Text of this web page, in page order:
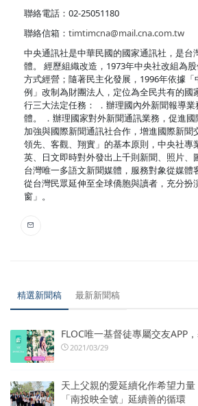
聯絡電話：02-25051180
聯絡信箱： timtimcna@mail.cna.com.tw
中央通訊社是中華民國的國家通訊社，是台
體。 經歷組織改造，1973年中央社改組為
方式經營；隨著民主化發展，1996年依據「
例」改制為財團法人，定位為全民共有的國
行三大法定任務： ．辦理國內外新聞報導
體。 ．辦理國家對外新聞通訊業務，促進國
加強與國際新聞通訊社合作，增進國際新聞
領先、客觀、翔實」的基本原則，中央社專
英、日文即時對外發出上千則新聞、照片、
台灣唯一多語文新聞媒體，服務對象從媒體
從台灣民眾延伸至全球僑胞與讀者，充分扮
窗」。
精選新聞稿 最新新聞稿
FLOC唯一基督徒專屬交友APP
2021/03/29
天上父親的愛延續化作希望力
「南投映全號」延續善的循環